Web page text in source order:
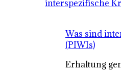
interspezifische
Was sind
(PIWIs)
Erhaltung